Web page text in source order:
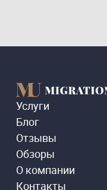
Услуги
Блог
Отзывы
Обзоры
О компании
Контакты